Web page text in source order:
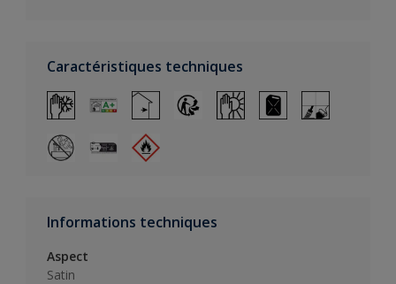
Caractéristiques techniques
Informations techniques
Aspect
Satin